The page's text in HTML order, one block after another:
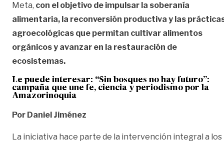
Meta, con el objetivo de impulsar la soberanía
alimentaria, la reconversión productiva y las
agroecológicas que permitan cultivar alimentos
orgánicos y avanzar en la restauración de
ecosistemas.
Le puede interesar: “Sin bosques no hay futuro”:
campaña que une fe, ciencia y periodismo por la
Amazorinoquia
Por Daniel Jiménez
La iniciativa hace parte de la intervención integral a los